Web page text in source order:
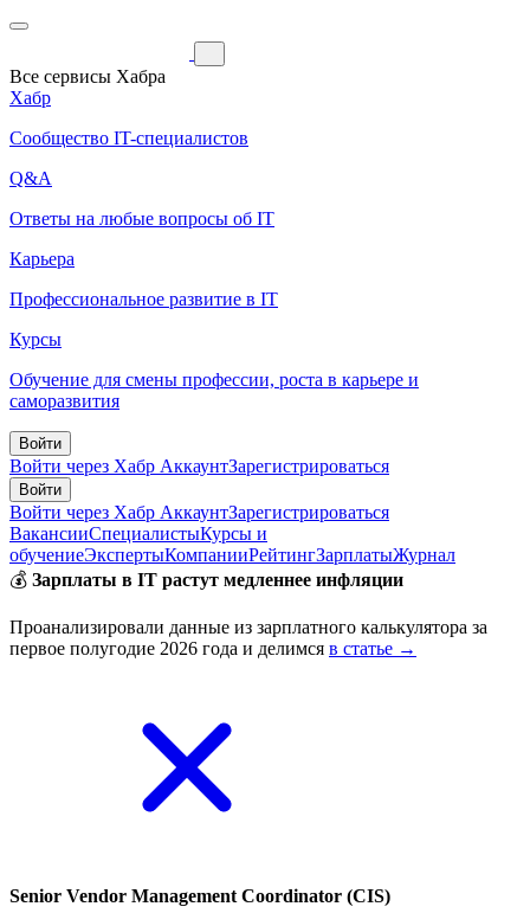
Все сервисы Хабра
Хабр
Сообщество IT-специалистов
Q&A
Ответы на любые вопросы об IT
Карьера
Профессиональное развитие в IT
Курсы
Обучение для смены профессии, роста в карьере и
саморазвития
Войти
Войти через Хабр АккаунтЗарегистрироваться
Войти
Войти через Хабр АккаунтЗарегистрироваться
ВакансииСпециалистыКурсы и
обучениеЭкспертыКомпанииРейтингЗарплатыЖурнал
💰 Зарплаты в IT растут медленнее инфляции
Проанализировали данные из зарплатного калькулятора за
первое полугодие 2026 года и делимся в статье →
Senior Vendor Management Coordinator (CIS)